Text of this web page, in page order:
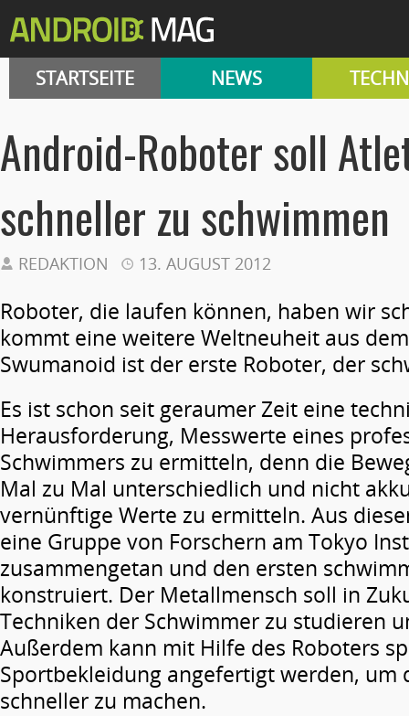
STARTSEITE NEWS
Android-Roboter soll
schneller zu schwimmen
REDAKTION 13. AUGUST 2012
Roboter, die laufen können, haben wir
kommt eine weitere Weltneuheit aus
Swumanoid ist der erste Roboter, der
Es ist schon seit geraumer Zeit eine
Herausforderung, Messwerte eines
Schwimmers zu ermitteln, denn die
Mal zu Mal unterschiedlich und nicht
vernünftige Werte zu ermitteln. Aus
eine Gruppe von Forschern am Tokyo
zusammengetan und den ersten
konstruiert. Der Metallmensch soll in
Techniken der Schwimmer zu studieren
Außerdem kann mit Hilfe des Roboters
Sportbekleidung angefertigt werden, um
schneller zu machen.